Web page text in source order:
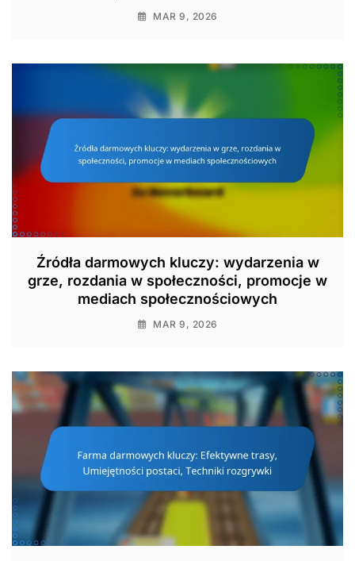
MAR 9, 2026
Źródła darmowych kluczy: wydarzenia w
grze, rozdania w społeczności, promocje w
mediach społecznościowych
MAR 9, 2026